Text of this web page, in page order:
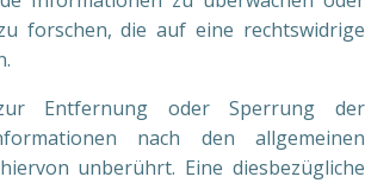
forschen, die auf eine rechtswidrige
Entfernung oder Sperrung der
nach den allgemeinen
unberührt. Eine diesbezügliche